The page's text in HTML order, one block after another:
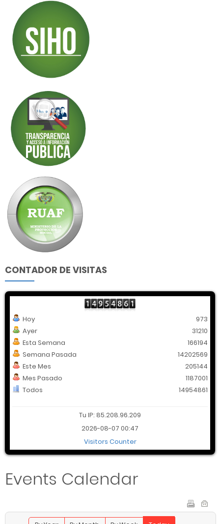
CONTADOR DE VISITAS
Hoy
Ayer
Esta Semana
Semana Pasada
Este Mes
Mes Pasado
Todos
973
31210
166194
14202569
205144
1187001
14954861
Tu IP: 85.208.96.209
2026-08-07 00:47
Visitors Counter
Events Calendar